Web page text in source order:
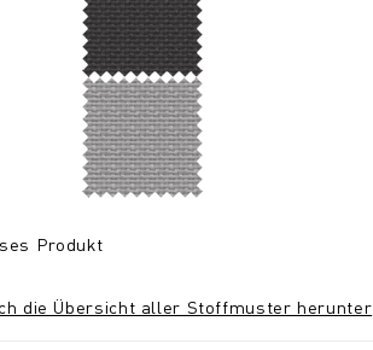
Produkt
die Übersicht aller Stoffmuster herunter